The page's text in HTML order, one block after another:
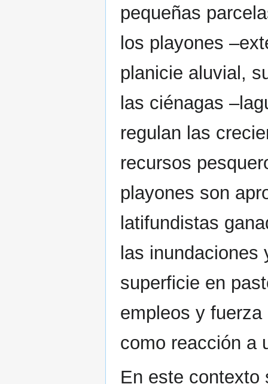
pequeñas
los playones
planicie aluvial,
las ciénagas
regulan las
recursos
playones son
latifundistas
las inundaciones
superficie en
empleos y
como reacción a
En este contexto